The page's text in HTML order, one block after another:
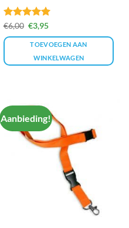
Gewaardeerd
5uit 5
€6,00 Oorspronkelijke
prijs
was:
€6,00.
€3,95Huidige
is:
€3,95.
TOEVOEGEN AAN
WINKELWAGEN
Aanbieding!